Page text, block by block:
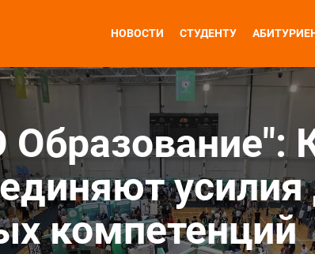
НОВОСТИ СТУДЕНТУ
Образование":
усилия
компетенций